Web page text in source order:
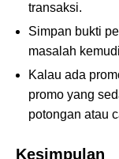
transaksi.
Simpan bukti
masalah
Kalau ada
promo yang
potongan atau
Kesimpulan